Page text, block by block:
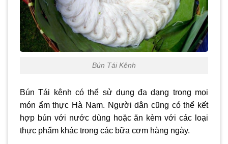
Bún Tái Kênh
Bún Tái kênh có thể sử dụng đa dạng trong mọi
món ẩm thực Hà Nam. Người dân cũng có thể kết
hợp bún với nước dùng hoặc ăn kèm với các loại
thực phẩm khác trong các bữa cơm hàng ngày.